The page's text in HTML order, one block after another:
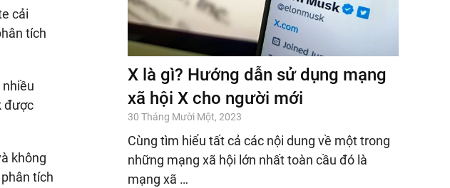
cải
tích
được
không
tích
X là gì? Hướng dẫn sử dụng mạng
xã hội X cho người mới
30 Tháng Mười Một, 2023
Cùng tìm hiểu tất cả các nội dung về một trong
những mạng xã hội lớn nhất toàn cầu đó là
mạng xã …